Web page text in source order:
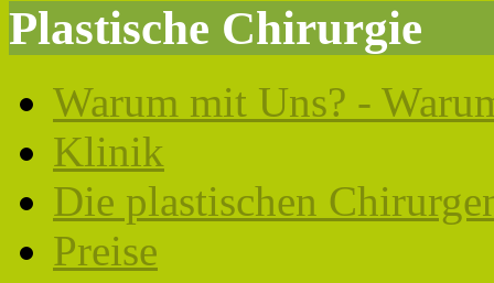
Plastische Chirurgie
Warum mit Uns? -
Klinik
Die plastischen
Preise